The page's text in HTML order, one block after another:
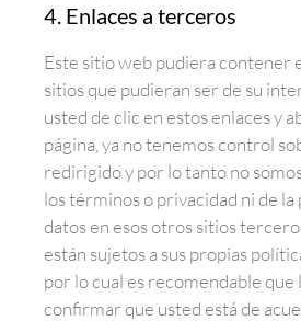
4. Enlaces a terceros
Este sitio web pudiera contener
sitios que pudieran ser de su
usted de clic en estos enlaces y
página, ya no tenemos control
redirigido y por lo tanto no
los términos o privacidad ni de
datos en esos otros sitios
están sujetos a sus propias
por lo cual es recomendable que
confirmar que usted está de